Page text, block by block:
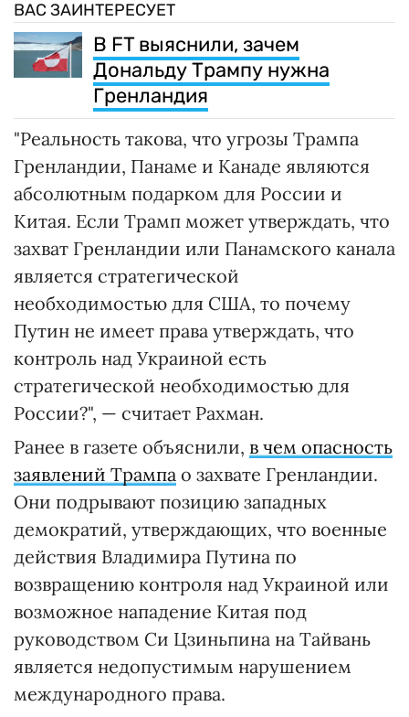
ВАС ЗАИНТЕРЕСУЕТ
В FT выяснили, зачем
Дональду Трампу нужна
Гренландия
"Реальность такова, что угрозы Трампа
Гренландии, Панаме и Канаде являются
абсолютным подарком для России и
Китая. Если Трамп может утверждать, что
захват Гренландии или Панамского канала
является стратегической
необходимостью для США, то почему
Путин не имеет права утверждать, что
контроль над Украиной есть
стратегической необходимостью для
России?", — считает Рахман.
Ранее в газете объяснили, в чем опасность
заявлений Трампа о захвате Гренландии.
Они подрывают позицию западных
демократий, утверждающих, что военные
действия Владимира Путина по
возвращению контроля над Украиной или
возможное нападение Китая под
руководством Си Цзиньпина на Тайвань
является недопустимым нарушением
международного права.